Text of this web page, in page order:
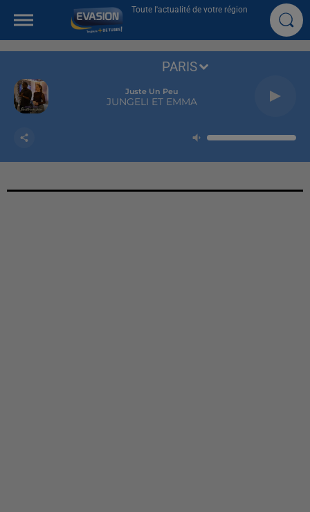
Toute l'actualité de votre région
Juste Un Peu
JUNGELI ET EMMA
PARIS